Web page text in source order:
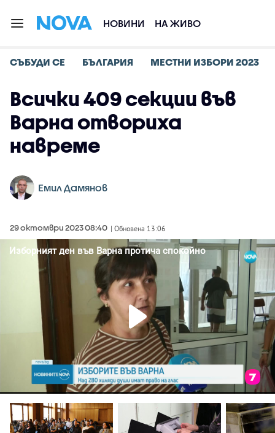
НОВИНИ НА ЖИВО
СЪБУДИ СЕ БЪЛГАРИЯ МЕСТНИ ИЗБОРИ 2023
Всички 409 секции във
Варна отвориха
навреме
Емил Дамянов
29 октомври 2023 08:40 | Обновена 13:06